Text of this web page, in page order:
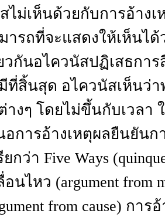
ไม่เห็นด้วยกับการอ้าง
ารถที่จะแสดงให้เห็นไ
วกันอไควนัสปฏิเสธกา
ที่สิ้นสุด อไควนัสเห็นว่า
างๆ โดยไม่ขึ้นกับเวลา
อการอ้างเหตุผลยืนยัน
ยกว่า Five Ways
อนไหว (argument from
from cause) การ